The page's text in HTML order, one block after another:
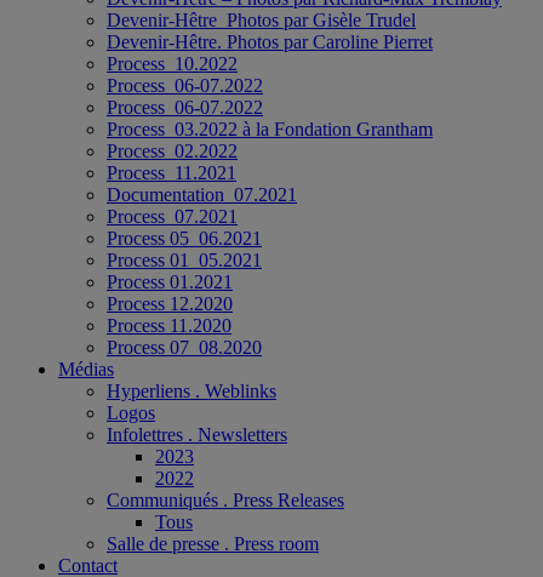
Devenir-Hêtre_Photos par Gisèle Trudel
Devenir-Hêtre. Photos par Caroline Pierret
Process_10.2022
Process_06-07.2022
Process_06-07.2022
Process_03.2022 à la Fondation Grantham
Process_02.2022
Process_11.2021
Documentation_07.2021
Process_07.2021
Process 05_06.2021
Process 01_05.2021
Process 01.2021
Process 12.2020
Process 11.2020
Process 07_08.2020
Médias
Hyperliens . Weblinks
Logos
Infolettres . Newsletters
2023
2022
Communiqués . Press Releases
Tous
Salle de presse . Press room
Contact